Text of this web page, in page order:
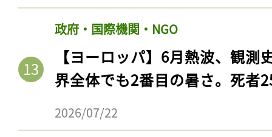
政府・国際機関・NGO
【ヨーロッパ】6月熱波、観
界全体でも2番目の暑さ。死者
2026/07/22
記事をお気に入りに
ログインが必